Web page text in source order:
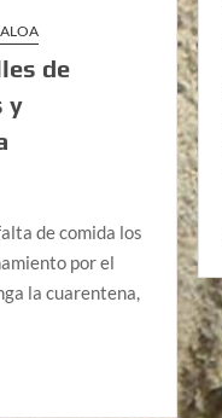
de
y
de comida los
por el
la cuarentena,